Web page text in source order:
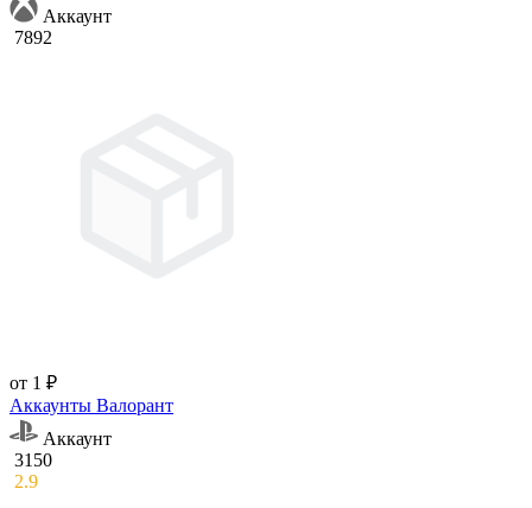
Аккаунт
7892
от 1 ₽
Аккаунты Валорант
Аккаунт
3150
2.9